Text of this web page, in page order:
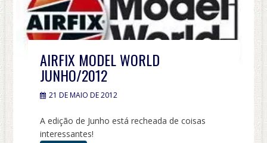
AIRFIX MODEL WORLD
JUNHO/2012
21 DE MAIO DE 2012
A edição de Junho está recheada de coisas
interessantes!